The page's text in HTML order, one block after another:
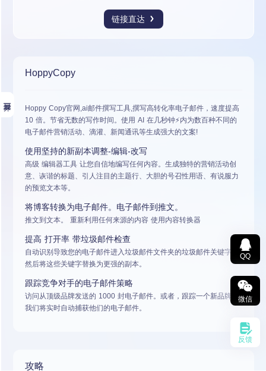
链接直达
HoppyCopy
Hoppy Copy官网,ai邮件撰写工具,撰写高转化率电子邮件，速度提高
10 倍。节省无数的写作时间。使用 AI 在几秒钟⚡内为数百种不同的
电子邮件营销活动、滴灌、新闻通讯等生成强大的文案!
使用坚持的新副本调整-编辑-改写
高级 编辑器工具 让您自信地编写任何内容。生成独特的营销活动创
意、诙谐的标题、引人注目的主题行、大胆的号召性用语、有说服力
的预览文本等。
将博客转换为电子邮件。电子邮件到推文。
推文到文本。 重新利用任何来源的内容 使用内容转换器
提高 打开率 带垃圾邮件检查
自动识别导致您的电子邮件进入垃圾邮件文件夹的垃圾邮件关键字，
然后将这些关键字替换为更强的副本。
跟踪竞争对手的电子邮件策略
访问从顶级品牌发送的 1000 封电子邮件。或者，跟踪一个新品牌，
我们将实时自动捕获他们的电子邮件。
攻略
QQ
微信
反馈